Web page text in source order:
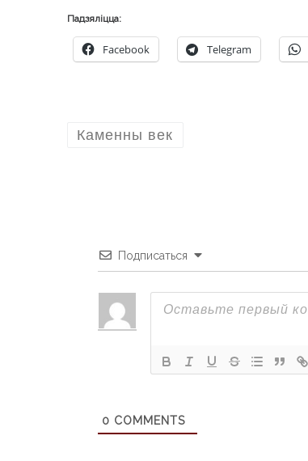
Падзяліцца:
Facebook Telegram
Каменны век
Подписаться
0 COMMENTS